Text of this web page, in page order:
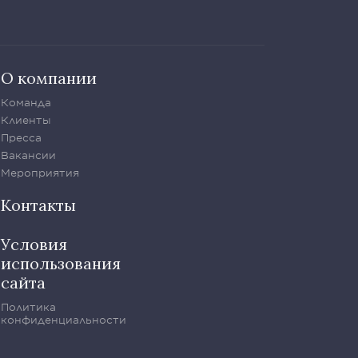
О компании
Команда
Клиенты
Пресса
Вакансии
Мероприятия
Контакты
Условия
использования
сайта
Политика
конфиденциальности